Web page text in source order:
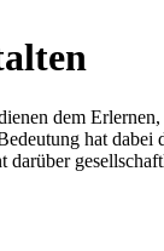
dem
hat